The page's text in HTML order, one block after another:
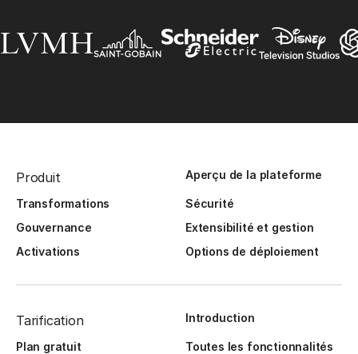
Produit Aperçu de la plateforme
Transformations
Sécurité
Gouvernance
Extensibilité et gestion
Activations
Options de déploiement
Tarification Introduction
Plan gratuit Toutes les fonctionnalités